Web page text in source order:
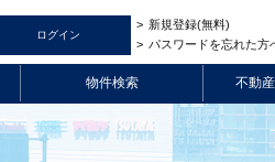
新規登録(無料)
パスワードを忘れた方
物件検索 不動